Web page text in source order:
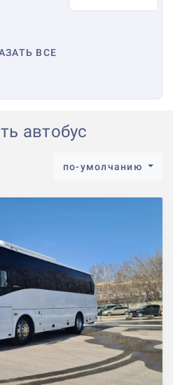
ВСЕ
автобус
по-умолчанию